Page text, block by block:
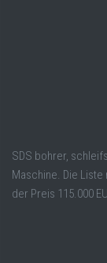
SDS bohrer,
Maschine. Die Liste
der Preis 115.000